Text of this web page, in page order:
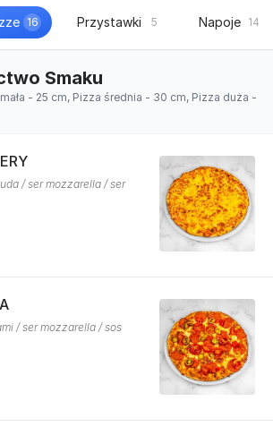
16 Przystawki 5 Napoje 14
Smaku
- 25 cm, Pizza średnia - 30 cm, Pizza duża -
/ ser mozzarella / ser
/ ser mozzarella / sos